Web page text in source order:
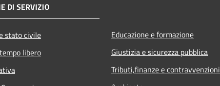
DI SERVIZIO
stato civile
libero
Educazione e formazione
Giustizia e sicurezza pubblica
Tributi,finanze e contravvenzioni